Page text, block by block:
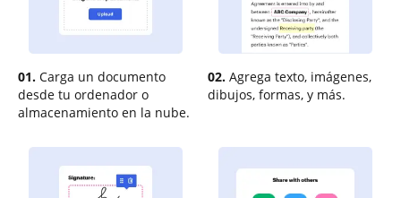
01. Carga un documento
desde tu ordenador o
almacenamiento en la nube.
02. Agrega texto, imágenes,
dibujos, formas, y más.